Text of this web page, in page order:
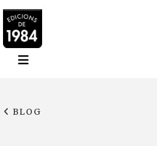
BLOG